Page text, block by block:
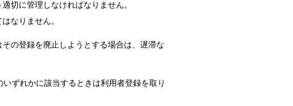
切に管理しなければなりません。
なりません。
の登録を廃止しようとする場合は、遅滞な
ずれかに該当するときは利用者登録を取り